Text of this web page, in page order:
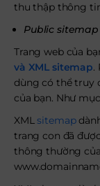
thu thập thông
Public
Trang web của
và XML sitemap.
dùng có thể truy
của bạn. Như
XMLsitemap
trang con đã
thông thường